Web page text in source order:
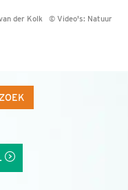
der Kolk© Video's: Natuur